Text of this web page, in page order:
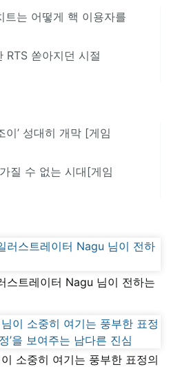
트는 어떻게 핵 이용자를
RTS 쏟아지던 시절
이’ 성대히 개막 [게임
질 수 없는 시대[게임
스트레이터 Nagu 님이 전하는
소중히 여기는 풍부한 표정의